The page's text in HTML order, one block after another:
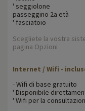
' seggiolone
passeggino 2a età
' fasciatoio
Scegliete la vostra
pagina Opzioni
Internet / Wifi -
- Wifi di base gratuito
' Disponibile
' Wifi per la